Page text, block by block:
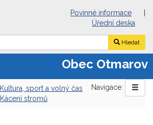
Povinné informace
Úřední deska
Hledat
Obec Otmarov
Navigace:
Kultura, sport a volný čas
Kácení stromů